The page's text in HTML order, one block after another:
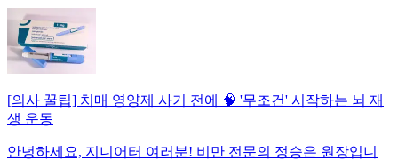
[의사 꿀팁] 치매 영양제 사기 전에 🧠 '무조건' 시작하는 뇌 재
생 운동
안녕하세요, 지니어터 여러분! 비만 전문의 정승은 원장입니